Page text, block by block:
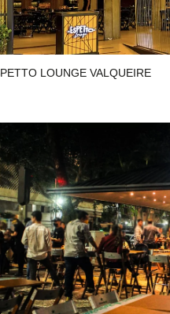
LOUNGE VALQUEIRE